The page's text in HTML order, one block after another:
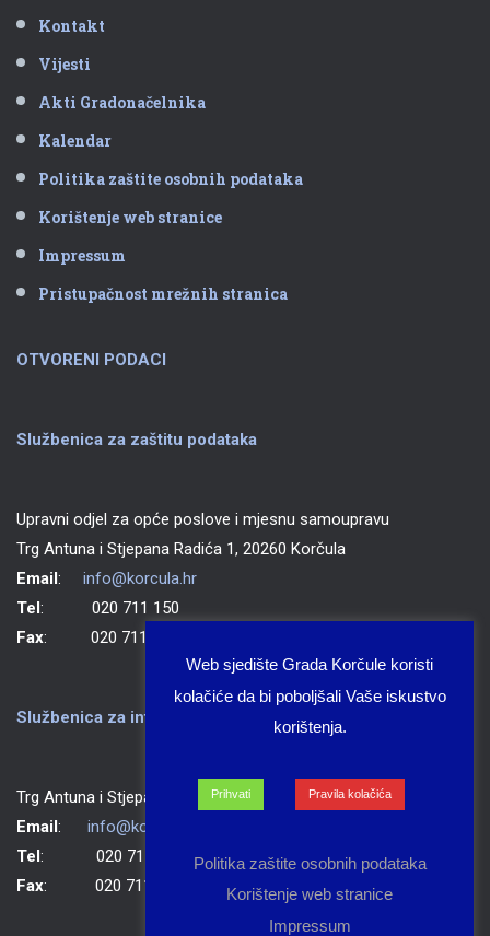
Kontakt
Vijesti
Akti Gradonačelnika
Kalendar
Politika zaštite osobnih podataka
Korištenje web stranice
Impressum
Pristupačnost mrežnih stranica
OTVORENI PODACI
Službenica za zaštitu podataka
Upravni odjel za opće poslove i mjesnu samoupravu
Trg Antuna i Stjepana Radića 1, 20260 Korčula
Email: info@korcula.hr
Tel: 020 711 150
Fax: 020 711 702
Službenica za informiranje Grada Korčule
Trg Antuna i Stjepana Radića 1, 20260 Korčula
Email: info@korcula.hr
Tel: 020 711 150
Fax: 020 711 702
Web sjedište Grada Korčule koristi
kolačiće da bi poboljšali Vaše iskustvo
korištenja.
Prihvati Pravila kolačića
Politika zaštite osobnih podataka
Korištenje web stranice
Impressum